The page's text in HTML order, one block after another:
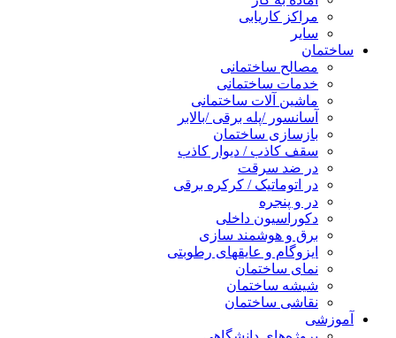
مراکز کاریابی
سایر
ساختمان
مصالح ساختمانی
خدمات ساختمانی
ماشین آلات ساختمانی
آسانسور /پله برقی /بالابر
بازسازی ساختمان
سقف کاذب / دیوار کاذب
در ضد سرقت
در اتوماتیک / کرکره برقی
در و پنجره
دکوراسیون داخلی
برق و هوشمند سازی
ایزوگام و عایقهای رطوبتی
نمای ساختمان
شیشه ساختمان
نقاشی ساختمان
آموزشی